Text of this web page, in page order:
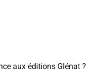
aux éditions Glénat ?